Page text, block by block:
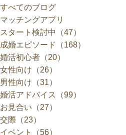
すべてのブログ
マッチングアプリ
スタート検討中（47）
成婚エピソード（168）
婚活初心者（20）
女性向け（26）
男性向け（31）
婚活アドバイス（99）
お見合い（27）
交際（23）
イベント（56）